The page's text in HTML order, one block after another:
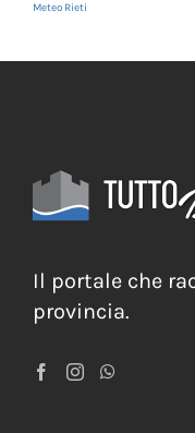
Meteo Rieti
Il portale che
provincia.